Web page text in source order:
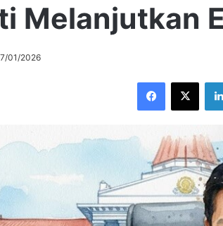
Melanjutkan
01/2026
Facebook
X